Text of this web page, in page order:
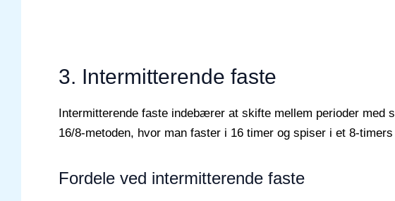
3. Intermitterende faste
Intermitterende faste indebærer at skifte mellem perioder med
16/8-metoden, hvor man faster i 16 timer og spiser i et 8-
Fordele ved intermitterende faste